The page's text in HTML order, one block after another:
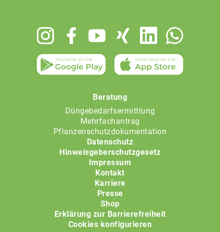
Beratung
Düngebedarfsermittlung
Mehrfachantrag
Pflanzenschutzdokumentation
Datenschutz
Hinweisgeberschutzgesetz
Impressum
Kontakt
Karriere
Presse
Shop
Erklärung zur Barrierefreiheit
Cookies konfigurieren